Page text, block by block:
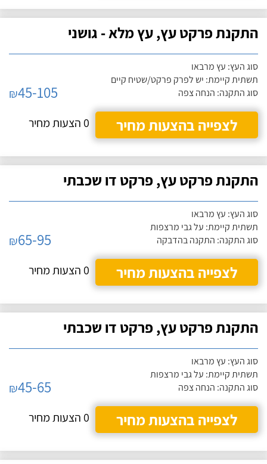
התקנת פרקט עץ, עץ מלא - גושני
סוג העץ: עץ מרבאו
תשתית קיימת: יש לפרק פרקט/שטיח קיים
סוג התקנה: הנחה צפה
₪45-105
לצפייה בהצעות מחיר
0 הצעות מחיר
התקנת פרקט עץ, פרקט דו שכבתי
סוג העץ: עץ מרבאו
תשתית קיימת: על גבי מרצפות
סוג התקנה: התקנה בהדבקה
₪65-95
לצפייה בהצעות מחיר
0 הצעות מחיר
התקנת פרקט עץ, פרקט דו שכבתי
סוג העץ: עץ מרבאו
תשתית קיימת: על גבי מרצפות
סוג התקנה: הנחה צפה
₪45-65
לצפייה בהצעות מחיר
0 הצעות מחיר